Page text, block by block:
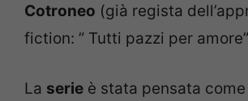
Cotroneo (già regista
fiction: ” Tutti pazzi per
La serie è stata pensata